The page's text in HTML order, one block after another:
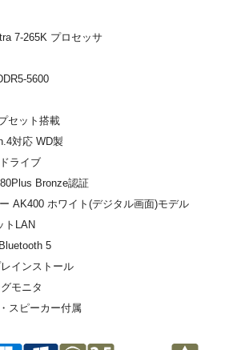
7-265K プロセッサ
5600
セット搭載
対応 WD製
ライブ
Bronze認証
AK400 ホワイト(デジタル画面)モデル
トLAN
5
インストール
モニタ
スピーカー付属